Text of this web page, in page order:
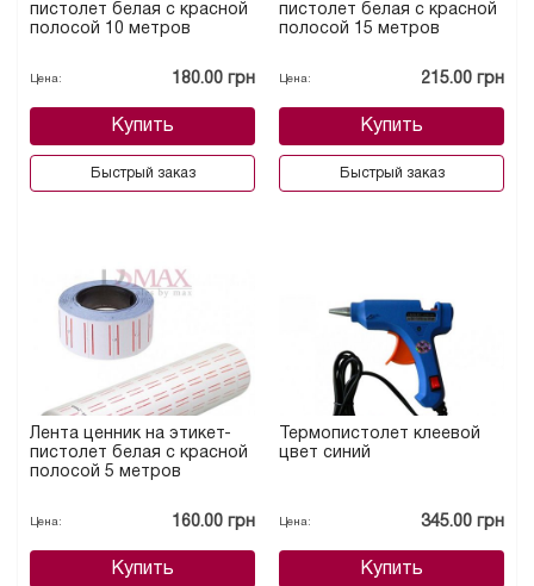
пистолет белая с красной
полосой 10 метров
Цена: 180.00 грн
Купить
Быстрый заказ
пистолет белая с красной
полосой 15 метров
Цена: 215.00 грн
Купить
Быстрый заказ
Лента ценник на этикет-
пистолет белая с красной
полосой 5 метров
Цена: 160.00 грн
Купить
Термопистолет клеевой
цвет синий
Цена: 345.00 грн
Купить